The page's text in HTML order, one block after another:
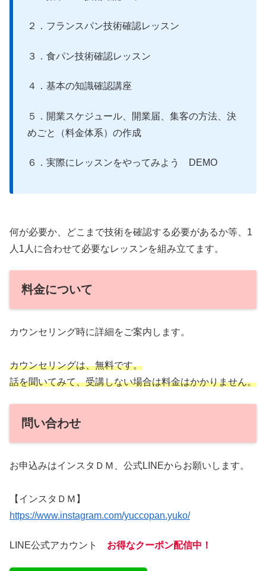
２．フランスパン技術確認レッスン
３．食パン技術確認レッスン
４．基本の知識確認講座
５．開業スケジュール、開業届、集客の方法、決
めごと（料金体系）の作成
６．実際にレッスンをやってみよう DEMO
何が必要か、どこまで技術を確認する必要があるか等、1
人1人に合わせて必要なレッスンを組み立てます。
料金について
カウンセリング時に詳細をご案内します。
カウンセリングは、無料です。
話を聞いてみて、受講しない場合は料金はかかりません。
問い合わせ
お申込みはインスタＤＭ、公式LINEからお願いします。
【インスタＤＭ】
https://www.instagram.com/yuccopan.yuko/
LINE公式アカウント お得なクーポン配信中！